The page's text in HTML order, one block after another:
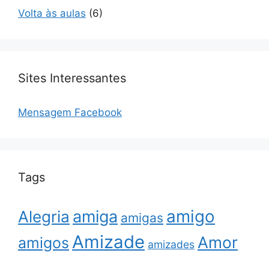
Volta às aulas (6)
Sites Interessantes
Mensagem Facebook
Tags
Alegria amiga amigas amigo
amigos Amizade amizades Amor